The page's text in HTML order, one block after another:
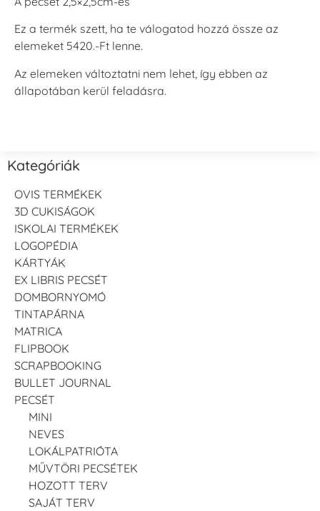
Ez a termék szett, ha te válogatod hozzá össze az
elemeket 5420.-Ft lenne.
Az elemeken változtatni nem lehet, így ebben az
állapotában kerül feladásra.
Kategóriák
OVIS TERMÉKEK
3D CUKISÁGOK
ISKOLAI TERMÉKEK
LOGOPÉDIA
KÁRTYÁK
EX LIBRIS PECSÉT
DOMBORNYOMÓ
TINTAPÁRNA
MATRICA
FLIPBOOK
SCRAPBOOKING
BULLET JOURNAL
PECSÉT
MINI
NEVES
LOKÁLPATRIÓTA
MŰVTÖRI PECSÉTEK
HOZOTT TERV
SAJÁT TERV